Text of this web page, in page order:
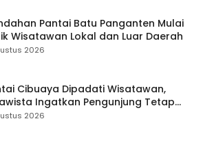
Pantai Batu Panganten Mulai
Wisatawan Lokal dan Luar Daerah
2026
Cibuaya Dipadati Wisatawan,
Ingatkan Pengunjung Tetap
2026